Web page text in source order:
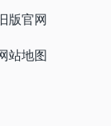
版官网
站地图